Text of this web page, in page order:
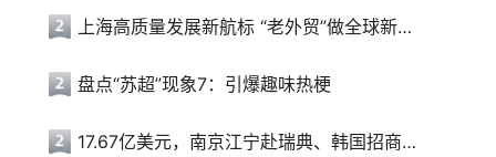
上海高质量发展新航标 “老外贸”做全球新生意
盘点“苏超”现象7：引爆趣味热梗
17.67亿美元，南京江宁赴瑞典、韩国招商收获满满